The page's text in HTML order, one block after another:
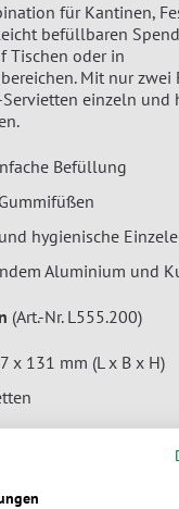
für Kantinen,
befüllbaren
Tischen oder in
Mit nur
einzeln und
Befüllung
hygienische
Aluminium und
(Art.-Nr. L555.200)
x 131 mm (L x B x H)
x 134 mm (L x B x H)